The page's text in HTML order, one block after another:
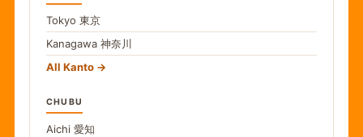
Tokyo 東京
Kanagawa 神奈川
All Kanto
CHUBU
Aichi 愛知